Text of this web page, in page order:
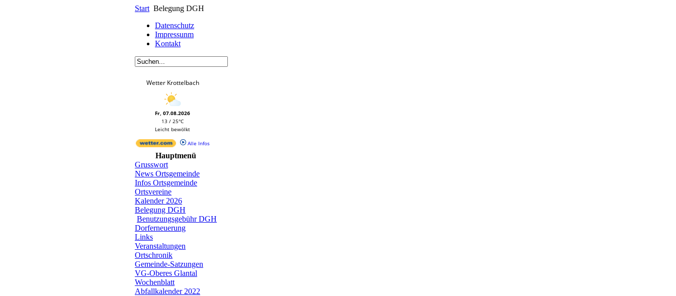
Start Belegung DGH
Datenschutz
Impressunm
Kontakt
Wetter Krottelbach
Fr, 07.08.2026
13 / 25°C
Leicht bewölkt
Alle Infos
Hauptmenü
Grusswort
News Ortsgemeinde
Infos Ortsgemeinde
Ortsvereine
Kalender 2026
Belegung DGH
Benutzungsgebühr DGH
Dorferneuerung
Links
Veranstaltungen
Ortschronik
Gemeinde-Satzungen
VG-Oberes Glantal
Wochenblatt
Abfallkalender 2022